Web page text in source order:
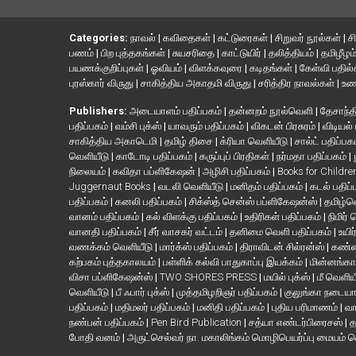
Categories: நாவல் | கவிதைகள் | கட்டுரைகள் | சிறுவர் நூல்கள் |
பணம் | பிற புத்தகங்கள் | சுயசரிதை | காட்டுயிர் | தலித்தியம் | தமிழீழம்
பயணக்குறிப்புகள் | ஓவியம் | விளக்கவுரை | கடிதங்கள் | கேள்வி
புரஸ்கார் விருது | சாகித்திய அகாதமி விருது | சரித்திர நாவல்கள் |
Publishers: அடையாளம் பதிப்பகம் | தன்னறம் நூல்வெளி |
பதிப்பகம் | வம்சி புக்ஸ் | யாவரும் பதிப்பகம் | விகடன் பிரசுரம் |
சாகித்திய அகாடெமி | தமிழ் திசை | க்ரியா வெளியீடு | சால்ட்
வெளியீடு | காடோடி பதிப்பகம் | கருப்புப் பிரதிகள் | நர்மதா பதிப்பகம் |
நிலையம் | கவிதா பப்ளிகேஷன் | அழிசி பதிப்பகம் | Books for
Juggernaut Books | வடலி வெளியீடு | மனிதம் பதிப்பகம் | கடல்
பதிப்பகம் | கனலி பதிப்பகம் | சிக்ஸ்த் சென்ஸ் பப்ளிகேஷன்ஸ் |
வானம் பதிப்பகம் | கல் விளக்கு பதிப்பகம் | உதிரிகள் பதிப்பகம் | நிமிர்
வானதி பதிப்பகம் | சீர் வாசகர் வட்டம் | தனிமை வெளி பதிப்பகம் |
வணக்கம் வெளியீடு | மார்க்ஸ் பதிப்பகம் | திராவிடன் சில்ரன்ஸ் |
கற்பகம் புத்தகாலயம் | பள்ளிக் கல்வி பாதுகாப்பு இயக்கம் |
விசா பப்ளிகேஷன்ஸ் | TWO SHORES PRESS | மயில் புக்ஸ் | மீ
வெளியீடு | பீ ஃபார் புக்ஸ் | முத்தமிழறிஞர் பதிப்பகம் | குலுங்கா
பதிப்பகம் | மதிமலர் பதிப்பகம் | மனிதி பதிப்பகம் | புதிய பரிமாணம் |
நண்பன் பதிப்பகம் | Pen Bird Publication | சத்யா எண்டர்பிரைசஸ் |
போதி வனம் | அருட்செல்வர் நா. மகாலிங்கம் மொழிபெயர்ப்பு மையம்